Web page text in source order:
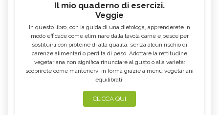
Il mio quaderno di esercizi.
Veggie
In questo libro, con la guida di una dietologa, apprenderete in
modo efficace come eliminare dalla tavola carne e pesce per
sostituirli con proteine di alta qualità, senza alcun rischio di
carenze alimentari o perdita di peso. Adottare la rettitudine
vegetariana non significa rinunciare al gusto o alla varietà:
scoprirete come mantenervi in forma grazie a menu vegetariani
equilibrati!
CLICCA QUI